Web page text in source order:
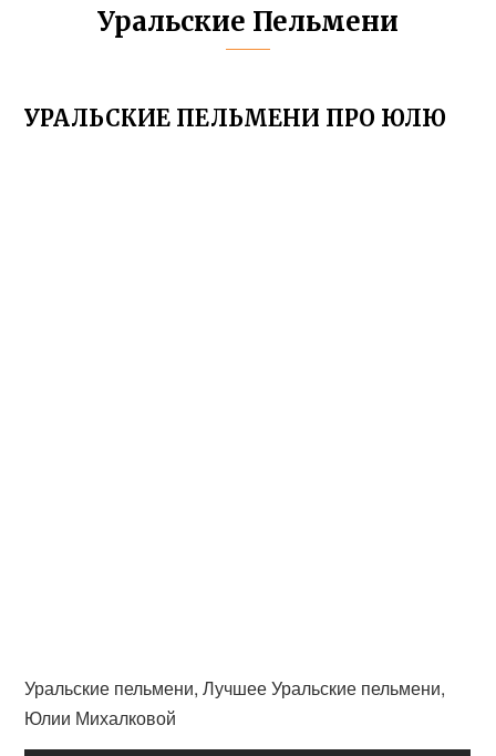
Уральские Пельмени
УРАЛЬСКИЕ ПЕЛЬМЕНИ ПРО ЮЛЮ
Уральские пельмени, Лучшее Уральские пельмени,
Юлии Михалковой